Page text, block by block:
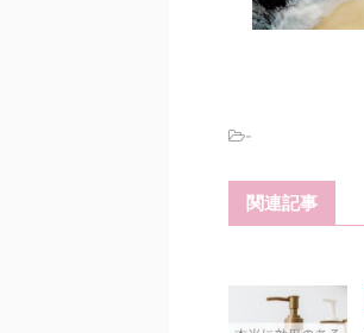
-
関連記事